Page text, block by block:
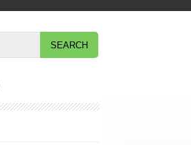
Search
for: